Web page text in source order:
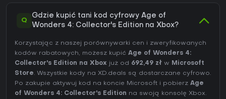
Q
Gdzie kupić tani kod cyfrowy Age of
Wonders 4: Collector's Edition na Xbox?
Korzystając z naszej porównywarki cen i zweryfikowanych
kodów rabatowych, możesz kupić Age of Wonders 4:
Collector's Edition na Xbox już od 692,49 zł w
Microsoft
Store. Wszystkie kody na XD.deals są dostarczane cyfrowo.
Po zakupie aktywuj kod na koncie Microsoft i pobierz Age
of Wonders 4: Collector's Edition na swoją konsolę Xbox.